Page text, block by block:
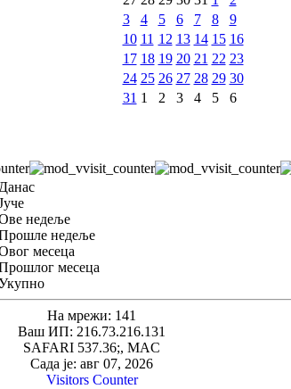
3
4 5 6 7 8
9
10 11 12 13 14 15 16
17 18 19 20 21 22 23
24 25 26 27 28 29 30
31 1 2 3 4 5 6
Данас
недеље
недеље
месеца
месеца
На мрежи: 141
Ваш ИП: 216.73.216.131
SAFARI 537.36;, MAC
Сада је: авг 07, 2026
Visitors Counter